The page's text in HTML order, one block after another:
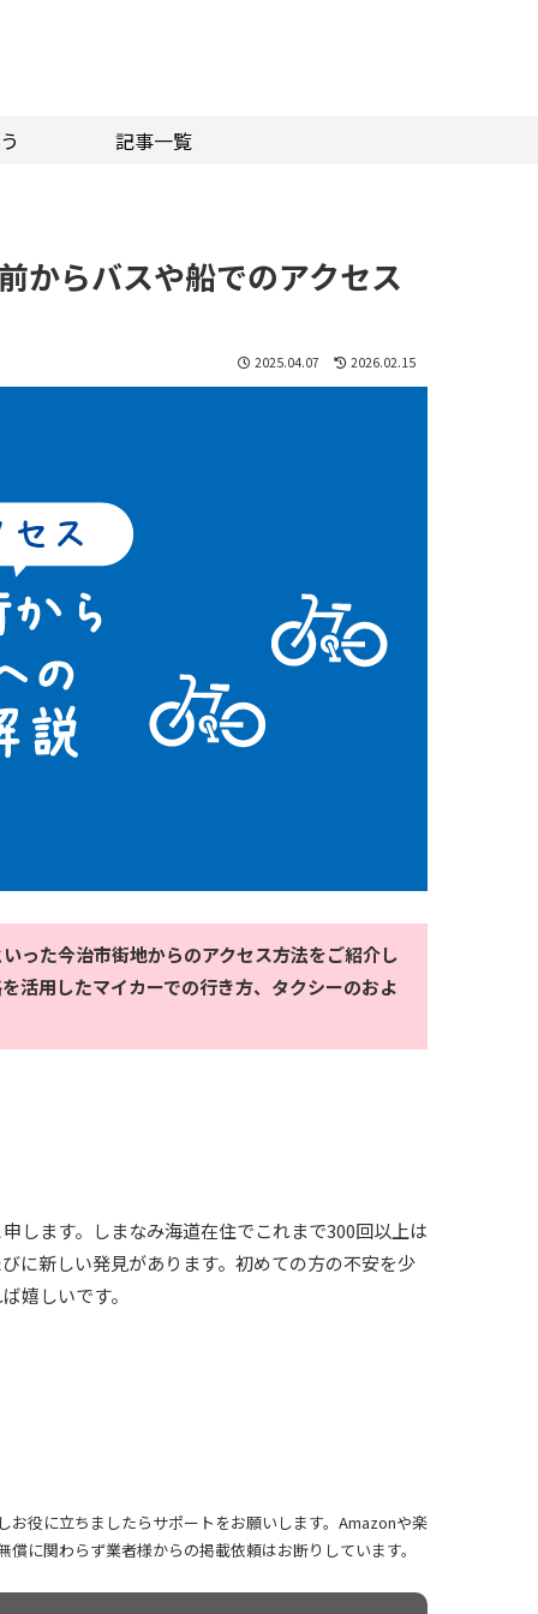
記事一覧
からバスや船でのアクセス
2025.04.07 2026.02.15
った今治市街地からのアクセス方法をご紹介し
活用したマイカーでの行き方、タクシーのおよ
します。しまなみ海道在住でこれまで300回以上は
に新しい発見があります。初めての方の不安を少
嬉しいです。
役に立ちましたらサポートをお願いします。Amazonや楽
に関わらず業者様からの掲載依頼はお断りしています。